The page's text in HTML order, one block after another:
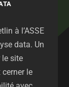
à l’ASSE
data. Un
site
le